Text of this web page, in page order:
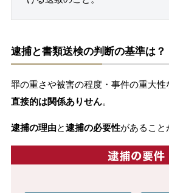
逮捕と書類送検の判断の基準は？
罪の重さや被害の程度・事件の重大性
直接的は関係ありせん。
逮捕の理由と逮捕の必要性があること